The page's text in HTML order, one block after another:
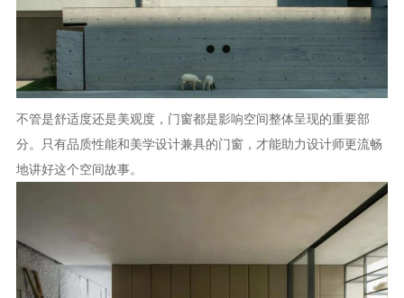
不管是舒适度还是美观度，门窗都是影响空间整体呈现的重要部
分。只有品质性能和美学设计兼具的门窗，才能助力设计师更流畅
地讲好这个空间故事。